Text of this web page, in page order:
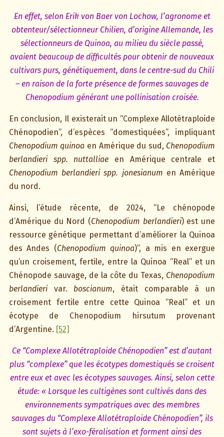
En effet, selon Erik von Baer von Lochow, l’agronome et
obtenteur/sélectionneur Chilien, d’origine Allemande, les
sélectionneurs de Quinoa, au milieu du siècle passé,
avaient beaucoup de difficultés pour obtenir de nouveaux
cultivars purs, génétiquement, dans le centre-sud du Chili
– en raison de la forte présence de formes sauvages de
Chenopodium générant une pollinisation croisée.
En conclusion, Il existerait un “Complexe Allotétraploide
Chénopodien”, d’espèces “domestiquées”, impliquant
Chenopodium quinoa en Amérique du sud, Chenopodium
berlandieri spp. nuttalliae en Amérique centrale et
Chenopodium berlandieri spp. jonesianum en Amérique
du nord.
Ainsi, l’étude récente, de 2024, “Le chénopode
d’Amérique du Nord (Chenopodium berlandieri) est une
ressource génétique permettant d’améliorer la Quinoa
des Andes (Chenopodium quinoa)”, a mis en exergue
qu’un croisement, fertile, entre la Quinoa “Real” et un
Chénopode sauvage, de la côte du Texas, Chenopodium
berlandierivar. boscianum, était comparable à un
croisement fertile entre cette Quinoa “Real” et un
écotype de Chenopodium hirsutum provenant
d’Argentine. [52]
Ce “Complexe Allotétraploide Chénopodien” est d’autant
plus “complexe” que les écotypes domestiqués se croisent
entre eux et avec les écotypes sauvages. Ainsi, selon cette
étude: « Lorsque les cultigènes sont cultivés dans des
environnements sympatriques avec des membres
sauvages du “Complexe Allotétraploide Chénopodien”, ils
sont sujets à l’exo-féralisation et forment ainsi des